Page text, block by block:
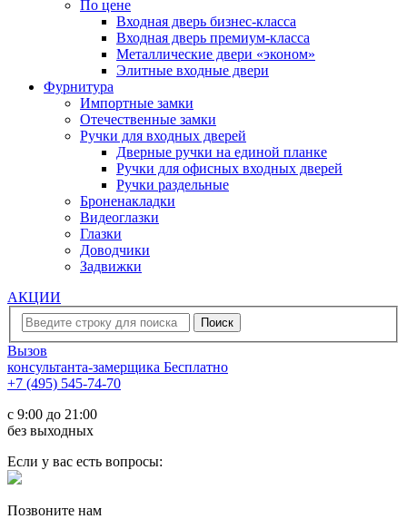
По цене
Входная дверь бизнес-класса
Входная дверь премиум-класса
Металлические двери «эконом»
Элитные входные двери
Фурнитура
Импортные замки
Отечественные замки
Ручки для входных дверей
Дверные ручки на единой планке
Ручки для офисных входных дверей
Ручки раздельные
Броненакладки
Видеоглазки
Глазки
Доводчики
Задвижки
АКЦИИ
Вызов
консультанта-замерщика Бесплатно
+7 (495) 545-74-70
c 9:00 до 21:00
без выходных
Если у вас есть вопросы:
Позвоните нам